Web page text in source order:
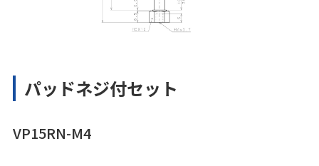
パッドネジ付セット
VP15RN-M4